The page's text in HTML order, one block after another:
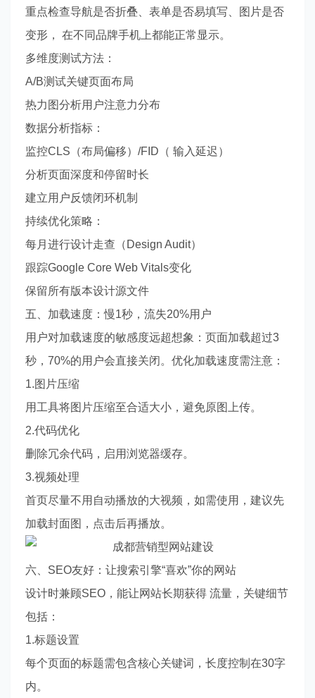
重点检查导航是否折叠、表单是否易填写、图片是否
变形， 在不同品牌手机上都能正常显示。
多维度测试方法：
A/B测试关键页面布局
热力图分析用户注意力分布
数据分析指标：
监控CLS（布局偏移）/FID（ 输入延迟）
分析页面深度和停留时长
建立用户反馈闭环机制
持续优化策略：
每月进行设计走查（Design Audit）
跟踪Google Core Web Vitals变化
保留所有版本设计源文件
五、加载速度：慢1秒，流失20%用户
用户对加载速度的敏感度远超想象：页面加载超过3
秒，70%的用户会直接关闭。优化加载速度需注意：
1.图片压缩
用工具将图片压缩至合适大小，避免原图上传。
2.代码优化
删除冗余代码，启用浏览器缓存。
3.视频处理
首页尽量不用自动播放的大视频，如需使用，建议先
加载封面图，点击后再播放。
六、SEO友好：让搜索引擎“喜欢”你的网站
设计时兼顾SEO，能让网站长期获得 流量，关键细节
包括：
1.标题设置
每个页面的标题需包含核心关键词，长度控制在30字
内。